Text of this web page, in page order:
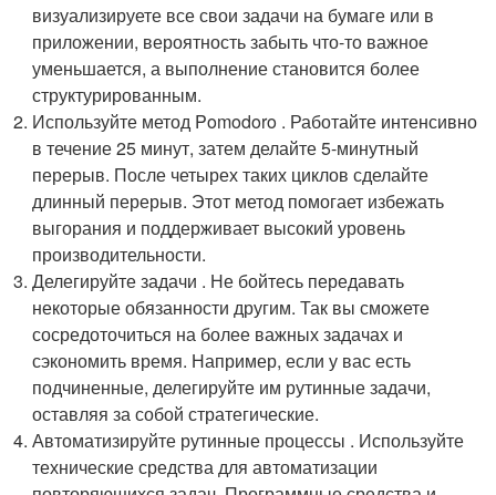
визуализируете все свои задачи на бумаге или в
приложении, вероятность забыть что-то важное
уменьшается, а выполнение становится более
структурированным.
Используйте метод Pomodoro . Работайте интенсивно
в течение 25 минут, затем делайте 5-минутный
перерыв. После четырех таких циклов сделайте
длинный перерыв. Этот метод помогает избежать
выгорания и поддерживает высокий уровень
производительности.
Делегируйте задачи . Не бойтесь передавать
некоторые обязанности другим. Так вы сможете
сосредоточиться на более важных задачах и
сэкономить время. Например, если у вас есть
подчиненные, делегируйте им рутинные задачи,
оставляя за собой стратегические.
Автоматизируйте рутинные процессы . Используйте
технические средства для автоматизации